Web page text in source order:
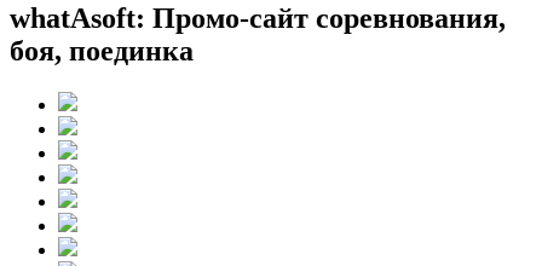
whatAsoft: Промо-сайт соревнования,
боя, поединка